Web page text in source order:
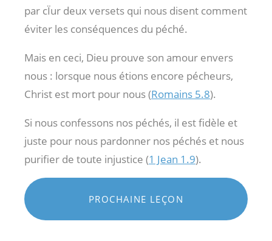
par cÏur deux versets qui nous disent comment
éviter les conséquences du péché.
Mais en ceci, Dieu prouve son amour envers
nous : lorsque nous étions encore pécheurs,
Christ est mort pour nous (Romains 5.8).
Si nous confessons nos péchés, il est fidèle et
juste pour nous pardonner nos péchés et nous
purifier de toute injustice (1 Jean 1.9).
PROCHAINE LEÇON